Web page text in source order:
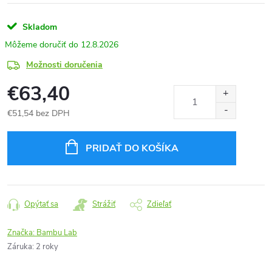
Skladom
12.8.2026
Možnosti doručenia
€63,40
€51,54 bez DPH
PRIDAŤ DO KOŠÍKA
Opýtať sa Strážiť Zdieľať
Značka: Bambu Lab
Záruka: 2 roky